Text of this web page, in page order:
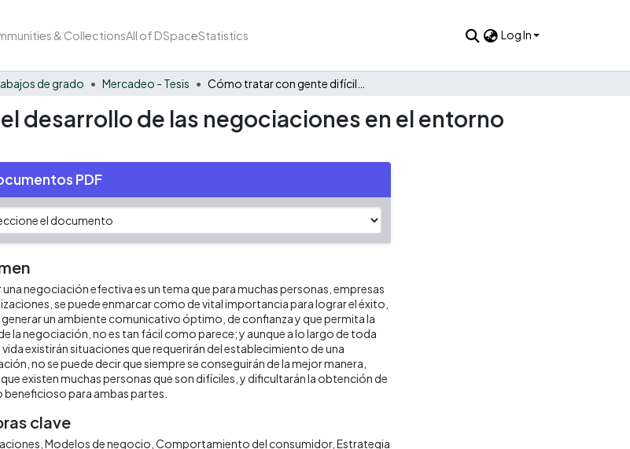
& CollectionsAll of DSpaceStatistics Log In
de grado Mercadeo - Tesis
desarrollo de las negociaciones en el entorno
PDF
una negociación efectiva es un tema que para muchas personas, empresas
se puede enmarcar como de vital importancia para lograr el éxito,
un ambiente comunicativo óptimo, de confianza y que permita la
la negociación, no es tan fácil como parece; y aunque a lo largo de toda
existirán situaciones que requerirán del establecimiento de una
no se puede decir que siempre se conseguirán de la mejor manera,
existen muchas personas que son difíciles, y dificultarán la obtención de
beneficioso para ambas partes.
clave
Modelos de negocio Comportamiento del consumidor Estrategia